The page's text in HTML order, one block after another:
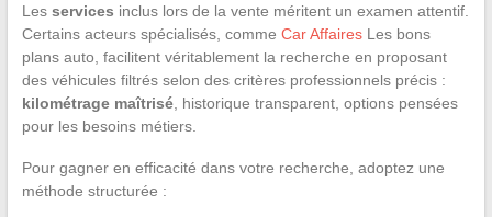
Les services inclus lors de la vente méritent un examen attentif.
Certains acteurs spécialisés, comme Car AffairesLes bons
plans auto, facilitent véritablement la recherche en proposant
des véhicules filtrés selon des critères professionnels précis :
kilométrage maîtrisé, historique transparent, options pensées
pour les besoins métiers.
Pour gagner en efficacité dans votre recherche, adoptez une
méthode structurée :